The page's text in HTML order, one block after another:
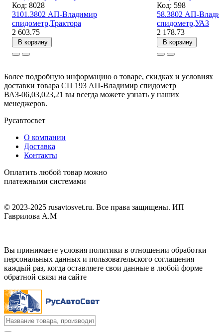
Код: 8028
3101.3802 АП-Владимир
спидометр,Трактора
2 603.75
В корзину
Код: 598
58.3802 АП-
спидометр,УАЗ
2 178.73
В корзину
Более подробную информацию о товаре, скидках и условиях
доставки товара СП 193 АП-Владимир спидометр
ВАЗ-06,03,023,21 вы всегда можете узнать у наших
менеджеров.
Русавтосвет
О компании
Доставка
Контакты
Оплатить любой товар можно
платежными системами
© 2023-2025 rusavtosvet.ru. Все права защищены. ИП
Гаврилова А.М
Вы принимаете условия политики в отношении обработки
персональных данных и пользовательского соглашения
каждый раз, когда оставляете свои данные в любой форме
обратной связи на сайте